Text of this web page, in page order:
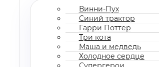
Винни-Пух
Синий трактор
Гарри Поттер
Три кота
Маша и медведь
Холодное сердце